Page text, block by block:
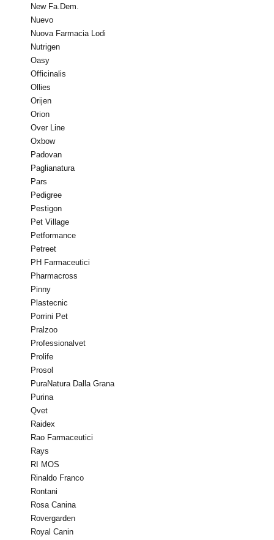
New Fa.Dem.
Nuevo
Nuova Farmacia Lodi
Nutrigen
Oasy
Officinalis
Ollies
Orijen
Orion
Over Line
Oxbow
Padovan
Paglianatura
Pars
Pedigree
Pestigon
Pet Village
Petformance
Petreet
PH Farmaceutici
Pharmacross
Pinny
Plastecnic
Porrini Pet
Pralzoo
Professionalvet
Prolife
Prosol
PuraNatura Dalla Grana
Purina
Qvet
Raidex
Rao Farmaceutici
Rays
RI MOS
Rinaldo Franco
Rontani
Rosa Canina
Rovergarden
Royal Canin